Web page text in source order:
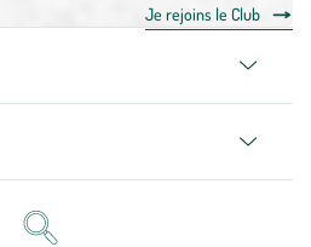
Je rejoins le Club